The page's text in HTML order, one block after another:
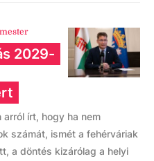
2029-
írt, hogy ha nem
számát, ismét a fehérváriak
a döntés kizárólag a helyi